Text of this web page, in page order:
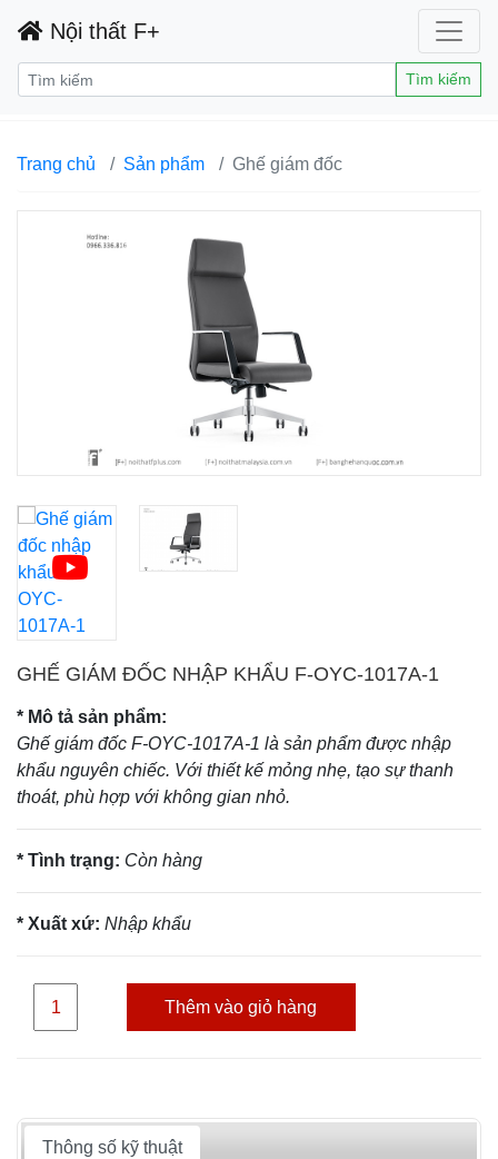
Nội thất F+
Tìm kiếm
Trang chủ Sản phẩm Ghế giám đốc
GHẾ GIÁM ĐỐC NHẬP KHẨU F-OYC-1017A-1
* Mô tả sản phẩm:
Ghế giám đốc F-OYC-1017A-1 là sản phẩm được nhập
khẩu nguyên chiếc. Với thiết kế mỏng nhẹ, tạo sự thanh
thoát, phù hợp với không gian nhỏ.
* Tình trạng: Còn hàng
* Xuất xứ: Nhập khẩu
Thêm vào giỏ hàng
Thông số kỹ thuật